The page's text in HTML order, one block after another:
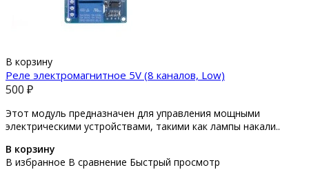
В корзину
Реле электромагнитное 5V (8 каналов, Low)
500 ₽
Этот модуль предназначен для управления мощными
электрическими устройствами, такими как лампы накали..
В корзину
В избранное В сравнение Быстрый просмотр